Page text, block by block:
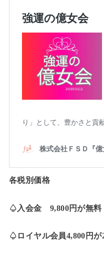
各税別価格
♤入会金 9,800円が無料
♤ロイヤル会員4,800円